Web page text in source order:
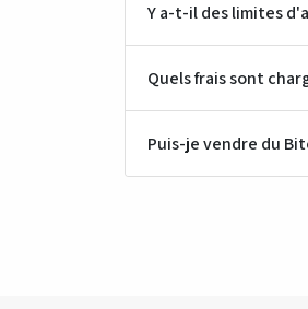
Y a-t-il des limites
Quels frais sont
Puis-je vendre du